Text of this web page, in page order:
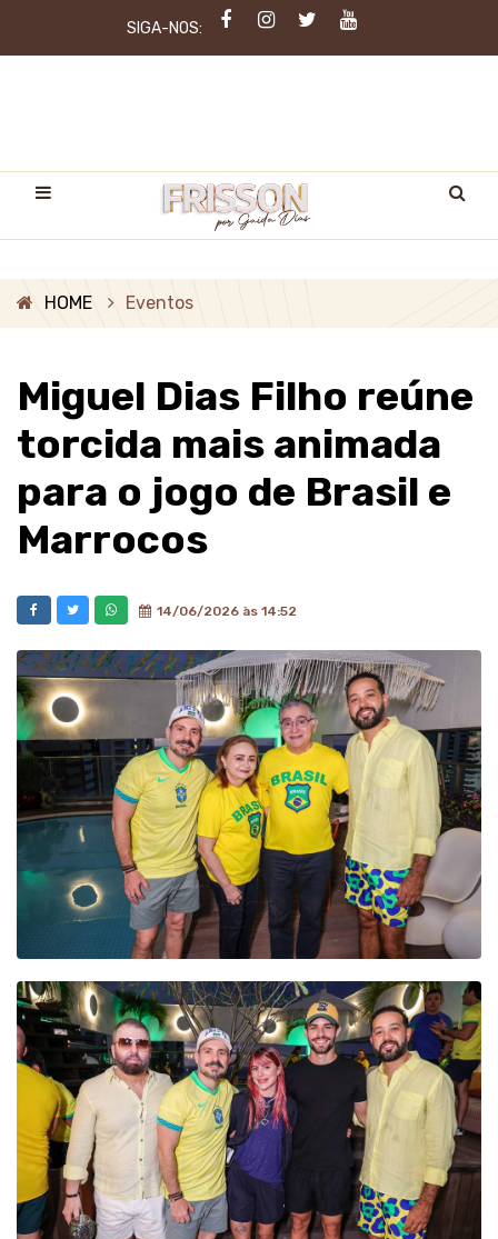
SIGA-NOS:
HOME Eventos
Miguel Dias Filho reúne
torcida mais animada
para o jogo de Brasil e
Marrocos
14/06/2026 às 14:52